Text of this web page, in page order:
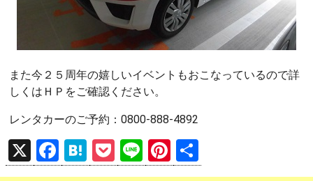
また今２５周年の嬉しいイベントもおこなっているので詳
しくはＨＰをご確認ください。
レンタカーのご予約：0800-888-4892
X
F
a
H
at
P
o
Li
n
Pi
nt 有